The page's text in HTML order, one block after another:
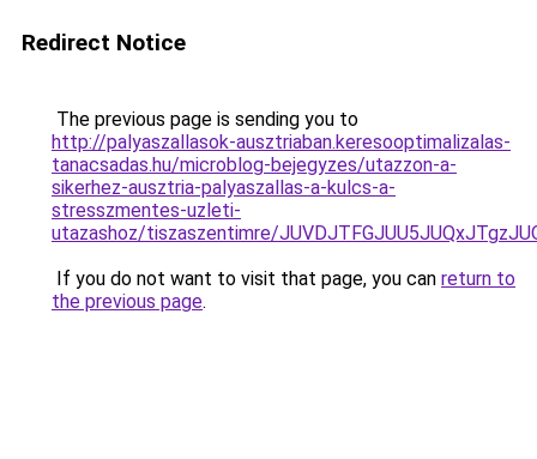
Redirect Notice
The previous page is sending you to
http://palyaszallasok-ausztriaban.keresooptimalizalas-
tanacsadas.hu/microblog-bejegyzes/utazzon-a-
sikerhez-ausztria-palyaszallas-a-kulcs-a-
stresszmentes-uzleti-
utazashoz/tiszaszentimre/
If you do not want to visit that page, you can return to
the previous page.